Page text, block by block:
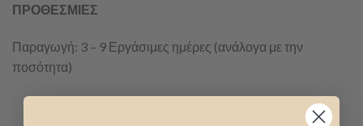
ΠΡΟΘΕΣΜΙΕΣ
Παραγωγή: 3 – 9 Εργάσιμες ημέρες (ανάλογα με την
ποσότητα)